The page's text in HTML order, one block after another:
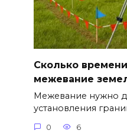
Сколько
межевание
Межевание нужно
установления
0 6